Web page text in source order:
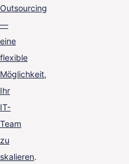
Outsourcing
—
eine
flexible
Möglichkeit,
Ihr
IT-
Team
zu
skalieren.